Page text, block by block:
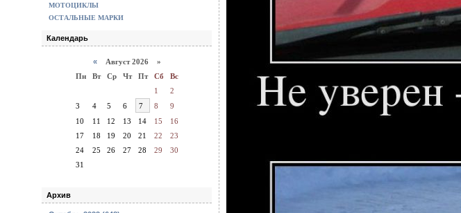
МОТОЦИКЛЫ
ОСТАЛЬНЫЕ МАРКИ
Календарь
« Август 2026 »
Пн
Вт Ср Чт Пт Сб
Вс
1
2
3
4 5 6 7 8
9
10
11 12 13 14 15
16
17
18 19 20 21 22
23
24
25 26 27 28 29
30
31
Архив